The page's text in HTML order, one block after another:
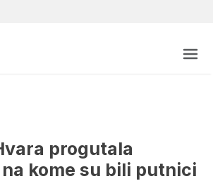
progutala
kome su bili putnici